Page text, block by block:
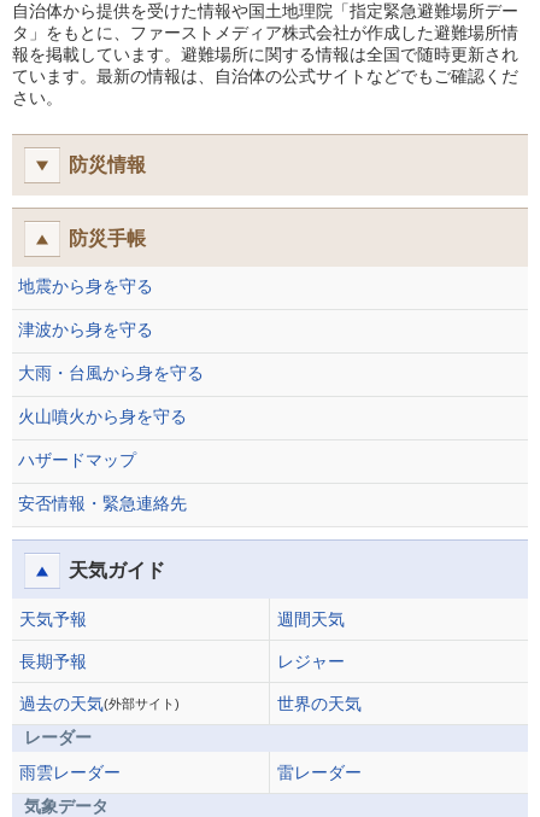
自治体から提供を受けた情報や国土地理院「指定緊急避難場所デー
タ」をもとに、ファーストメディア株式会社が作成した避難場所情
報を掲載しています。避難場所に関する情報は全国で随時更新され
ています。最新の情報は、自治体の公式サイトなどでもご確認くだ
さい。
防災情報
防災手帳
地震から身を守る
津波から身を守る
大雨・台風から身を守る
火山噴火から身を守る
ハザードマップ
安否情報・緊急連絡先
天気ガイド
天気予報 週間天気
長期予報 レジャー
過去の天気(外部サイト)
世界の天気
レーダー
雨雲レーダー
雷レーダー
気象データ